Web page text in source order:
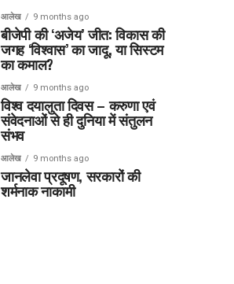
आलेख 9 months ago
बीजेपी की ‘अजेय’ जीत: विकास की
जगह ‘विश्वास’ का जादू, या सिस्टम
का कमाल?
आलेख 9 months ago
विश्व दयालुता दिवस – करुणा एवं
संवेदनाओं से ही दुनिया में संतुलन
संभव
आलेख 9 months ago
जानलेवा प्रदूषण, सरकारों की
शर्मनाक नाकामी